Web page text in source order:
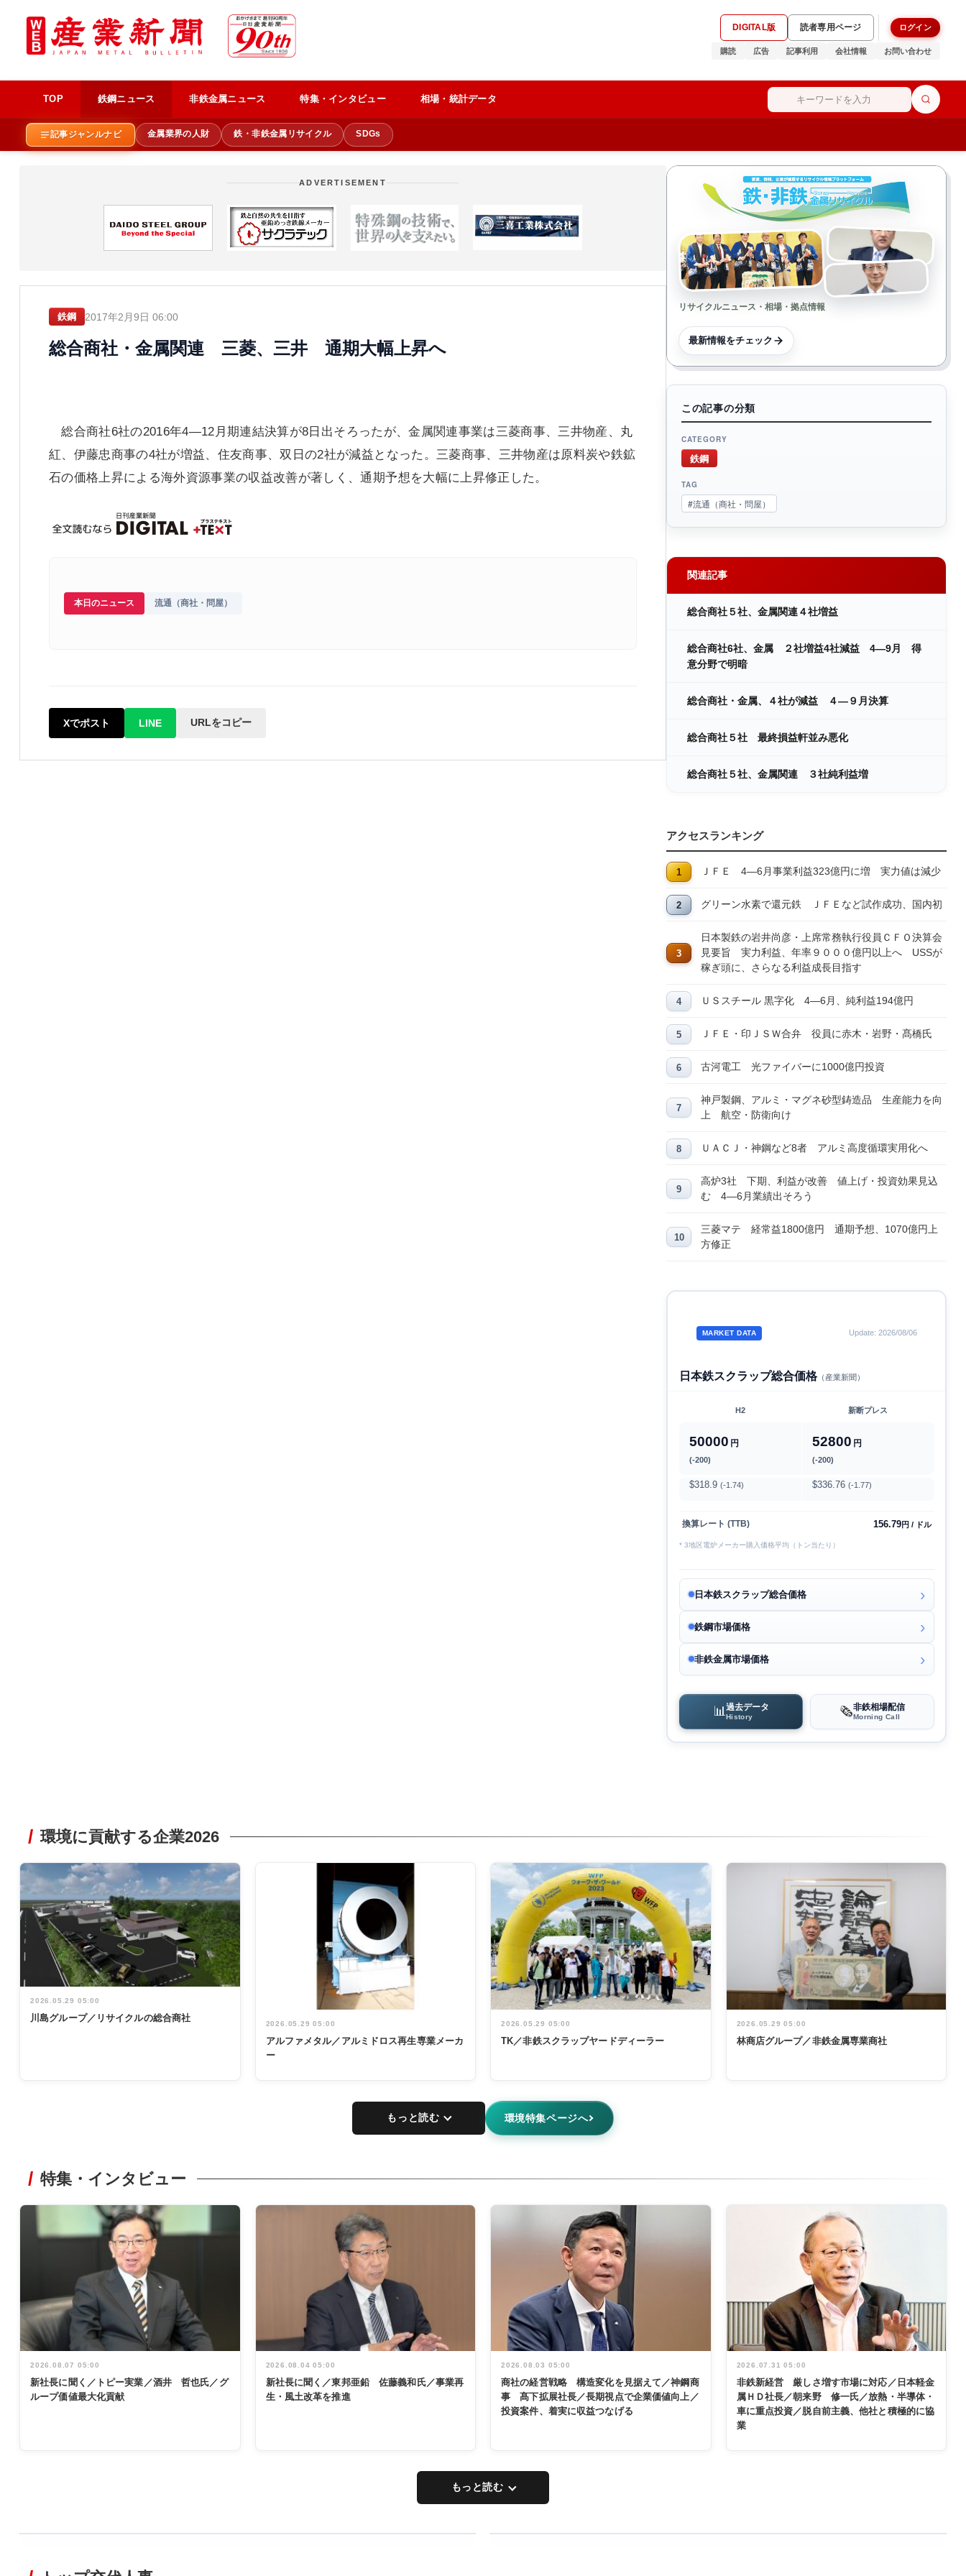
DIGITAL版 読者専用ページ ログイン
購読 広告 記事利用 会社情報 お問い合わせ
TOP 鉄鋼ニュース 非鉄金属ニュース 特集・インタビュー 相場・統計データ
記事ジャンルナビ 金属業界の人財 鉄・非鉄金属リサイクル SDGs
ADVERTISEMENT
鉄鋼 2017年2月9日 06:00
総合商社・金属関連 三菱、三井 通期大幅上昇へ
総合商社6社の2016年4―12月期連結決算が8日出そろったが、金属関連事業は三菱商事、三井物産、丸
紅、伊藤忠商事の4社が増益、住友商事、双日の2社が減益となった。三菱商事、三井物産は原料炭や鉄鉱
石の価格上昇による海外資源事業の収益改善が著しく、通期予想を大幅に上昇修正した。
本日のニュース 流通（商社・問屋）
Xでポスト LINE URLをコピー
リサイクルニュース・相場・拠点情報
最新情報をチェック
この記事の分類
CATEGORY
鉄鋼
TAG
#流通（商社・問屋）
関連記事
総合商社５社、金属関連４社増益
総合商社6社、金属 ２社増益4社減益 4―9月 得
意分野で明暗
総合商社・金属、４社が減益 ４―９月決算
総合商社５社 最終損益軒並み悪化
総合商社５社、金属関連 ３社純利益増
アクセスランキング
ＪＦＥ 4―6月事業利益323億円に増 実力値は減少
グリーン水素で還元鉄 ＪＦＥなど試作成功、国内初
日本製鉄の岩井尚彦・上席常務執行役員ＣＦＯ決算会
見要旨 実力利益、年率９０００億円以上へ USSが
稼ぎ頭に、さらなる利益成長目指す
ＵＳスチール 黒字化 4―6月、純利益194億円
ＪＦＥ・印ＪＳＷ合弁 役員に赤木・岩野・髙橋氏
古河電工 光ファイバーに1000億円投資
神戸製鋼、アルミ・マグネ砂型鋳造品 生産能力を向
上 航空・防衛向け
ＵＡＣＪ・神鋼など8者 アルミ高度循環実用化へ
高炉3社 下期、利益が改善 値上げ・投資効果見込
む 4―6月業績出そろう
三菱マテ 経常益1800億円 通期予想、1070億円上
方修正
MARKET DATA Update: 2026/08/06
日本鉄スクラップ総合価格（産業新聞）
H2 新断プレス
50000 円
(-200)
52800 円
(-200)
$318.9 (-1.74) $336.76 (-1.77)
換算レート (TTB) 156.79円 / ドル
* 3地区電炉メーカー購入価格平均（トン当たり）
日本鉄スクラップ総合価格
鉄鋼市場価格
非鉄金属市場価格
📊 過去データ
History 🗞️非鉄相場配信
Morning Call
環境に貢献する企業2026
2026.05.29 05:00
川島グループ／リサイクルの総合商社
2026.05.29 05:00
アルファメタル／アルミドロス再生専業メーカ
ー
2026.05.29 05:00
TK／非鉄スクラップヤードディーラー
2026.05.29 05:00
林商店グループ／非鉄金属専業商社
もっと読む 環境特集ページへ
特集・インタビュー
2026.08.07 05:00
新社長に聞く／トピー実業／酒井 哲也氏／グ
ループ価値最大化貢献
2026.08.04 05:00
新社長に聞く／東邦亜鉛 佐藤義和氏／事業再
生・風土改革を推進
2026.08.03 05:00
商社の経営戦略 構造変化を見据えて／神鋼商
事 髙下拡展社長／長期視点で企業価値向上／
投資案件、着実に収益つなげる
2026.07.31 05:00
非鉄新経営 厳しさ増す市場に対応／日本軽金
属ＨＤ社長／朝来野 修一氏／放熱・半導体・
車に重点投資／脱自前主義、他社と積極的に協
業
もっと読む